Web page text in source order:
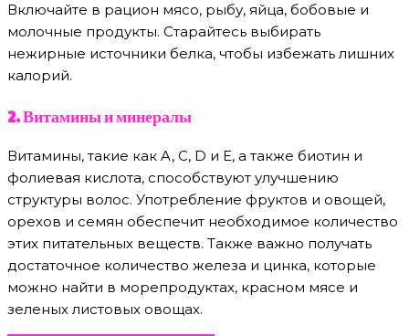
Включайте в рацион мясо, рыбу, яйца, бобовые и
молочные продукты. Старайтесь выбирать
нежирные источники белка, чтобы избежать лишних
калорий.
2. Витамины и минералы
Витамины, такие как A, C, D и E, а также биотин и
фолиевая кислота, способствуют улучшению
структуры волос. Употребление фруктов и овощей,
орехов и семян обеспечит необходимое количество
этих питательных веществ. Также важно получать
достаточное количество железа и цинка, которые
можно найти в морепродуктах, красном мясе и
зеленых листовых овощах.